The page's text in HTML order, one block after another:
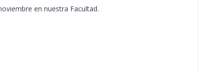
en nuestra Facultad.